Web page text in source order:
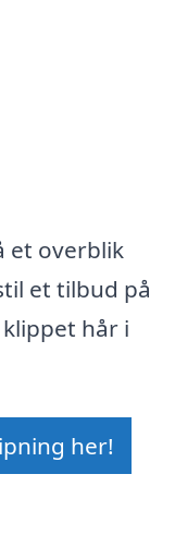
et overblik
et tilbud på
hår i
her!